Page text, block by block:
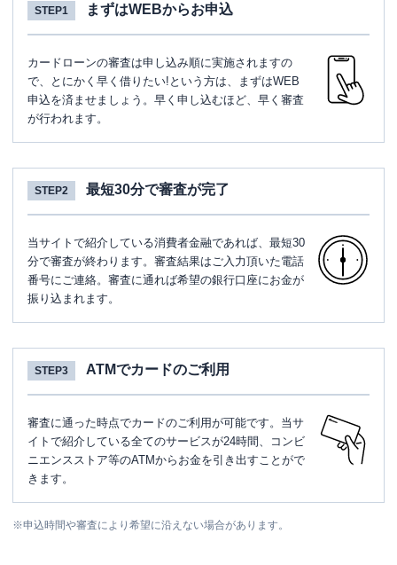
STEP1 まずはWEBからお申込
カードローンの審査は申し込み順に実施されますの
で、とにかく早く借りたい!という方は、まずはWEB
申込を済ませましょう。早く申し込むほど、早く審査
が行われます。
STEP2 最短30分で審査が完了
当サイトで紹介している消費者金融であれば、最短30
分で審査が終わります。審査結果はご入力頂いた電話
番号にご連絡。審査に通れば希望の銀行口座にお金が
振り込まれます。
STEP3 ATMでカードのご利用
審査に通った時点でカードのご利用が可能です。当サ
イトで紹介している全てのサービスが24時間、コンビ
ニエンスストア等のATMからお金を引き出すことがで
きます。
※申込時間や審査により希望に沿えない場合があります。